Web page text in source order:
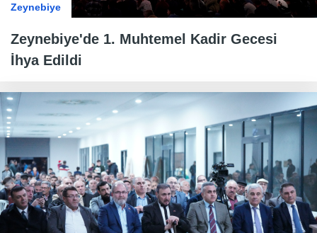
Zeynebiye
Zeynebiye'de 1. Muhtemel Kadir Gecesi
İhya Edildi